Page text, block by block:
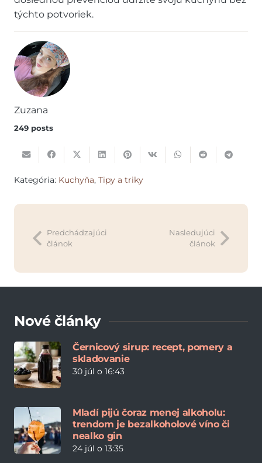
týchto potvoriek.
Zuzana
249 posts
Kategória: Kuchyňa, Tipy a triky
Predchádzajúci
článok
Nasledujúci
článok
Nové články
Černicový sirup: recept, pomery a
skladovanie
30 júl o 16:43
Mladí pijú čoraz menej alkoholu:
trendom je bezalkoholové víno či
nealko gin
24 júl o 13:35